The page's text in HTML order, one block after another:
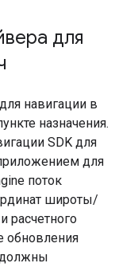
для
навигации в
назначения.
SDK для
для
поток
широты/
расчетного
обновления
должны